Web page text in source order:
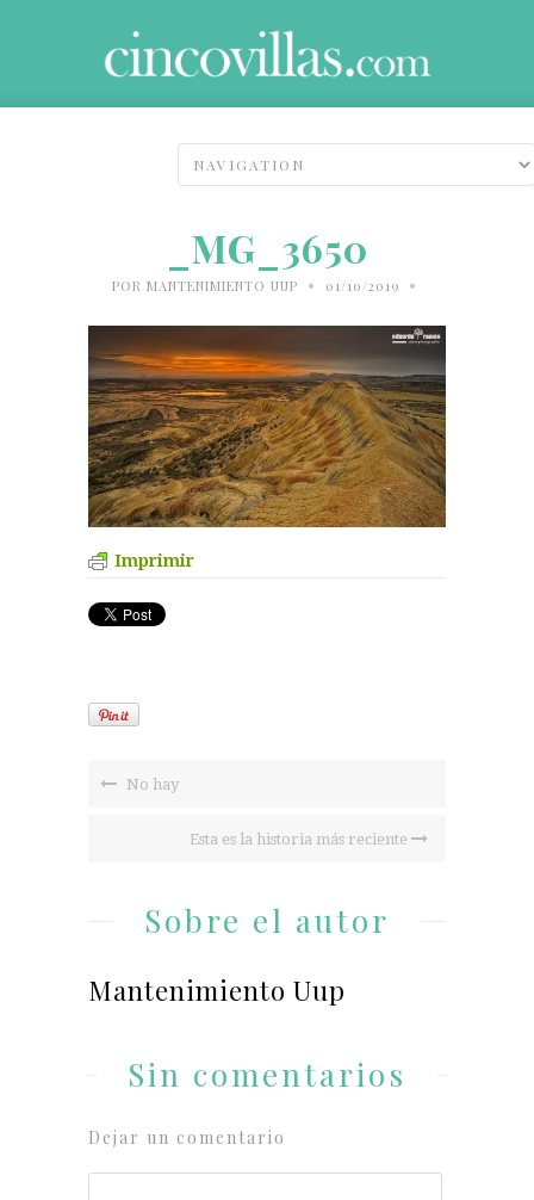
_MG_3650
POR MANTENIMIENTO UUP • 01/10/2019 •
Imprimir
No hay
Esta es la historia más reciente
Sobre el autor
Mantenimiento Uup
Sin comentarios
Dejar un comentario